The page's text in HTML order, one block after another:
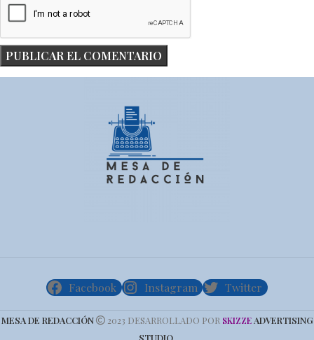
Facebook Instagram Twitter
MESA DE REDACCIÓN 2023 DESARROLLADO POR SKIZZEADVERTISING